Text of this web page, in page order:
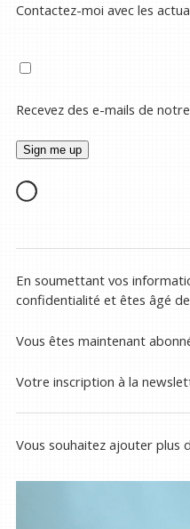
Contactez-moi avec les
Recevez des e-mails de
En soumettant vos
confidentialité et êtes âgé
Vous êtes maintenant
Votre inscription à la
Vous souhaitez ajouter plus